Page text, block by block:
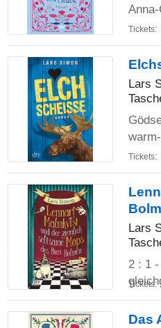
Tickets:
Lars
Tickets:
Lars
2 : 1
Tickets:
Das